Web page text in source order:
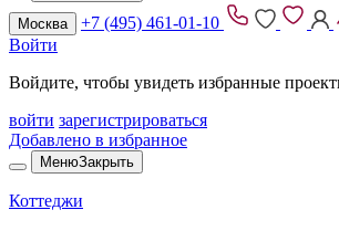
Москва
+7 (495) 461-01-10
Войти
Войдите, чтобы увидеть избранные
войти зарегистрироваться
Добавлено в избранное
МенюЗакрыть
Коттеджи